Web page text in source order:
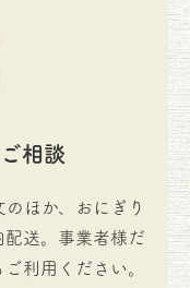
相談
ほか、おにぎり
配送。事業者様だ
利用ください。